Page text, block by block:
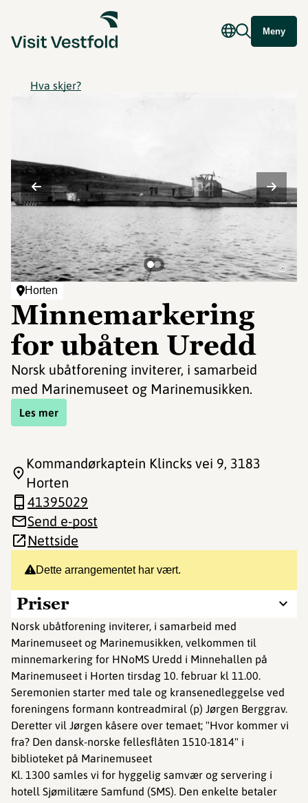
Meny
Hva skjer?
Horten
Minnemarkering
for ubåten Uredd
Norsk ubåtforening inviterer, i samarbeid
med Marinemuseet og Marinemusikken.
Les mer
©
Dette arrangementet har vært.
Priser
Norsk ubåtforening inviterer, i samarbeid med
Marinemuseet og Marinemusikken, velkommen til
minnemarkering for HNoMS Uredd i Minnehallen på
Marinemuseet i Horten tirsdag 10. februar kl 11.00.
Seremonien starter med tale og kransenedleggelse ved
foreningens formann kontreadmiral (p) Jørgen Berggrav.
Deretter vil Jørgen kåsere over temaet; "Hvor kommer vi
fra? Den dansk-norske fellesflåten 1510-1814" i
biblioteket på Marinemuseet
Kl. 1300 samles vi for hyggelig samvær og servering i
hotell Sjømilitære Samfund (SMS). Den enkelte betaler
Kommandørkaptein Klincks vei 9, 3183
Horten
41395029
Send e-post
Nettside